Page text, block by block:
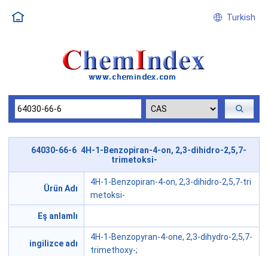
Turkish
64030-66-6 4H-1-Benzopiran-4-on, 2,3-dihidro-2,5,7-
trimetoksi-
Ürün Adı
4H-1-Benzopiran-4-on, 2,3-dihidro-2,5,7-tri
metoksi-
Eş anlamlı
ingilizce adı
4H-1-Benzopyran-4-one, 2,3-dihydro-2,5,7-
trimethoxy-;